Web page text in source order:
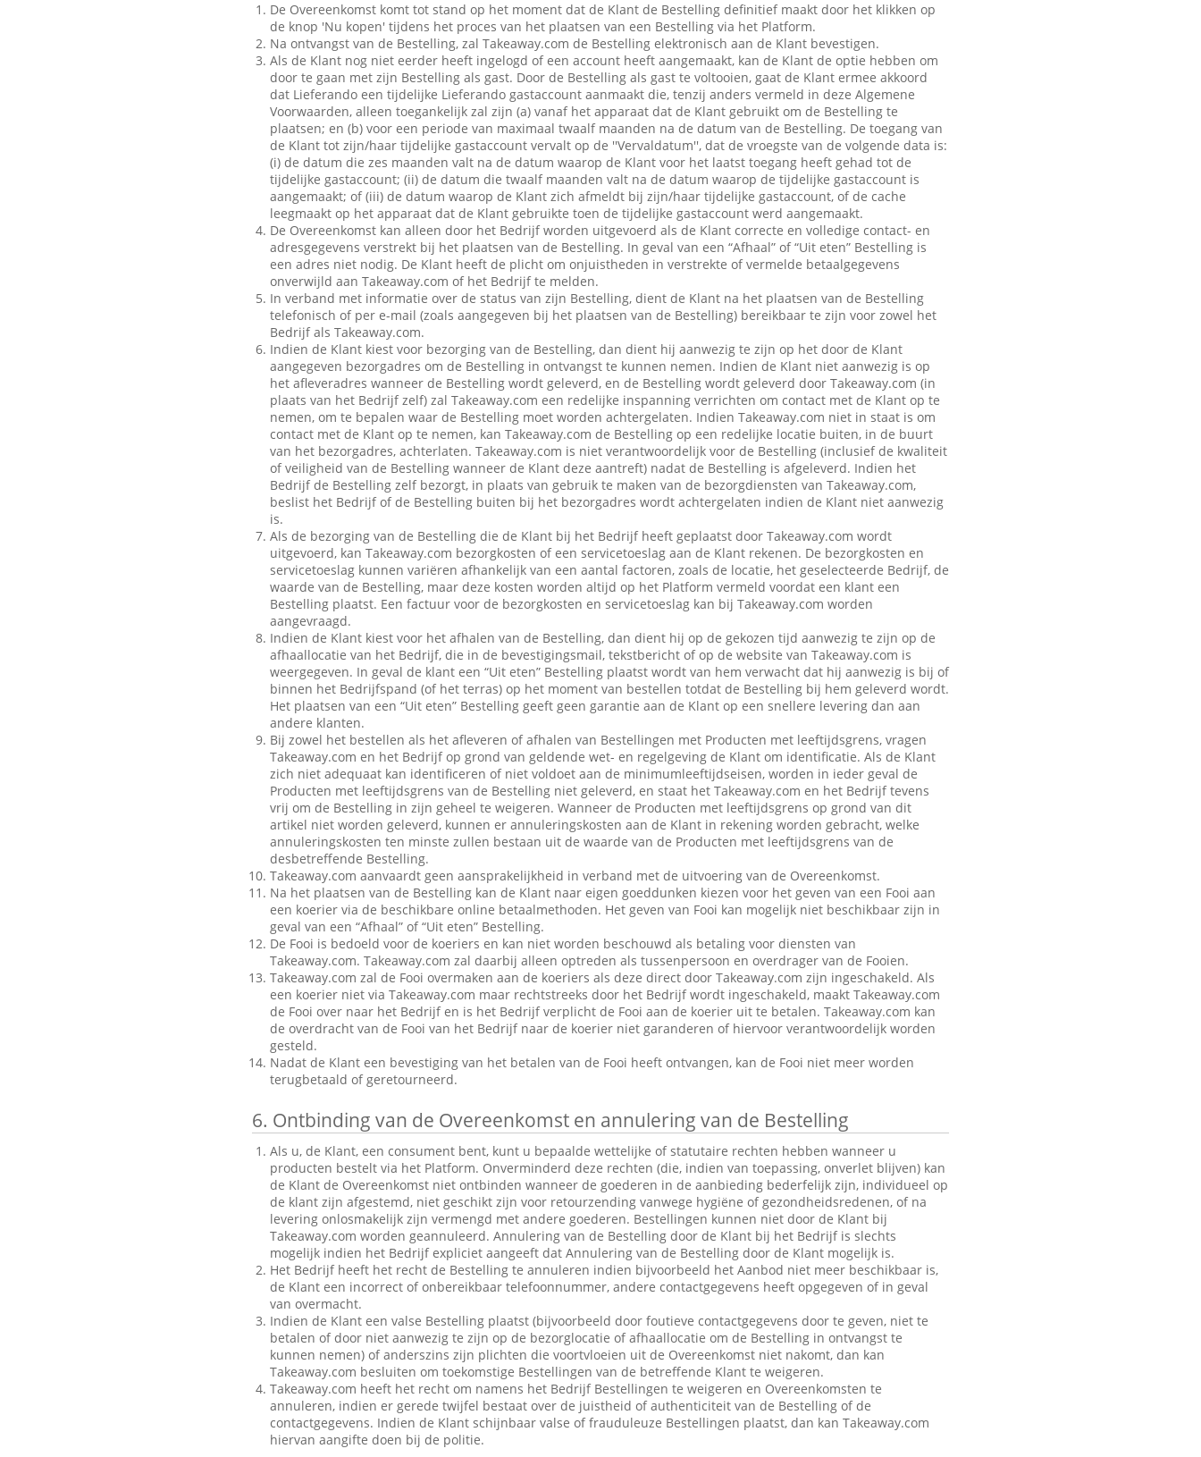
De Overeenkomst komt tot stand op het moment dat de Klant de Bestelling definitief maakt door het klikken op
de knop 'Nu kopen' tijdens het proces van het plaatsen van een Bestelling via het Platform.
Na ontvangst van de Bestelling, zal Takeaway.com de Bestelling elektronisch aan de Klant bevestigen.
Als de Klant nog niet eerder heeft ingelogd of een account heeft aangemaakt, kan de Klant de optie hebben om
door te gaan met zijn Bestelling als gast. Door de Bestelling als gast te voltooien, gaat de Klant ermee akkoord
dat Lieferando een tijdelijke Lieferando gastaccount aanmaakt die, tenzij anders vermeld in deze Algemene
Voorwaarden, alleen toegankelijk zal zijn (a) vanaf het apparaat dat de Klant gebruikt om de Bestelling te
plaatsen; en (b) voor een periode van maximaal twaalf maanden na de datum van de Bestelling. De toegang van
de Klant tot zijn/haar tijdelijke gastaccount vervalt op de ''Vervaldatum'', dat de vroegste van de volgende data is:
(i) de datum die zes maanden valt na de datum waarop de Klant voor het laatst toegang heeft gehad tot de
tijdelijke gastaccount; (ii) de datum die twaalf maanden valt na de datum waarop de tijdelijke gastaccount is
aangemaakt; of (iii) de datum waarop de Klant zich afmeldt bij zijn/haar tijdelijke gastaccount, of de cache
leegmaakt op het apparaat dat de Klant gebruikte toen de tijdelijke gastaccount werd aangemaakt.
De Overeenkomst kan alleen door het Bedrijf worden uitgevoerd als de Klant correcte en volledige contact- en
adresgegevens verstrekt bij het plaatsen van de Bestelling. In geval van een “Afhaal” of “Uit eten” Bestelling is
een adres niet nodig. De Klant heeft de plicht om onjuistheden in verstrekte of vermelde betaalgegevens
onverwijld aan Takeaway.com of het Bedrijf te melden.
In verband met informatie over de status van zijn Bestelling, dient de Klant na het plaatsen van de Bestelling
telefonisch of per e-mail (zoals aangegeven bij het plaatsen van de Bestelling) bereikbaar te zijn voor zowel het
Bedrijf als Takeaway.com.
Indien de Klant kiest voor bezorging van de Bestelling, dan dient hij aanwezig te zijn op het door de Klant
aangegeven bezorgadres om de Bestelling in ontvangst te kunnen nemen. Indien de Klant niet aanwezig is op
het afleveradres wanneer de Bestelling wordt geleverd, en de Bestelling wordt geleverd door Takeaway.com (in
plaats van het Bedrijf zelf) zal Takeaway.com een redelijke inspanning verrichten om contact met de Klant op te
nemen, om te bepalen waar de Bestelling moet worden achtergelaten. Indien Takeaway.com niet in staat is om
contact met de Klant op te nemen, kan Takeaway.com de Bestelling op een redelijke locatie buiten, in de buurt
van het bezorgadres, achterlaten. Takeaway.com is niet verantwoordelijk voor de Bestelling (inclusief de kwaliteit
of veiligheid van de Bestelling wanneer de Klant deze aantreft) nadat de Bestelling is afgeleverd. Indien het
Bedrijf de Bestelling zelf bezorgt, in plaats van gebruik te maken van de bezorgdiensten van Takeaway.com,
beslist het Bedrijf of de Bestelling buiten bij het bezorgadres wordt achtergelaten indien de Klant niet aanwezig
is.
Als de bezorging van de Bestelling die de Klant bij het Bedrijf heeft geplaatst door Takeaway.com wordt
uitgevoerd, kan Takeaway.com bezorgkosten of een servicetoeslag aan de Klant rekenen. De bezorgkosten en
servicetoeslag kunnen variëren afhankelijk van een aantal factoren, zoals de locatie, het geselecteerde Bedrijf, de
waarde van de Bestelling, maar deze kosten worden altijd op het Platform vermeld voordat een klant een
Bestelling plaatst. Een factuur voor de bezorgkosten en servicetoeslag kan bij Takeaway.com worden
aangevraagd.
Indien de Klant kiest voor het afhalen van de Bestelling, dan dient hij op de gekozen tijd aanwezig te zijn op de
afhaallocatie van het Bedrijf, die in de bevestigingsmail, tekstbericht of op de website van Takeaway.com is
weergegeven. In geval de klant een “Uit eten” Bestelling plaatst wordt van hem verwacht dat hij aanwezig is bij of
binnen het Bedrijfspand (of het terras) op het moment van bestellen totdat de Bestelling bij hem geleverd wordt.
Het plaatsen van een “Uit eten” Bestelling geeft geen garantie aan de Klant op een snellere levering dan aan
andere klanten.
Bij zowel het bestellen als het afleveren of afhalen van Bestellingen met Producten met leeftijdsgrens, vragen
Takeaway.com en het Bedrijf op grond van geldende wet- en regelgeving de Klant om identificatie. Als de Klant
zich niet adequaat kan identificeren of niet voldoet aan de minimumleeftijdseisen, worden in ieder geval de
Producten met leeftijdsgrens van de Bestelling niet geleverd, en staat het Takeaway.com en het Bedrijf tevens
vrij om de Bestelling in zijn geheel te weigeren. Wanneer de Producten met leeftijdsgrens op grond van dit
artikel niet worden geleverd, kunnen er annuleringskosten aan de Klant in rekening worden gebracht, welke
annuleringskosten ten minste zullen bestaan uit de waarde van de Producten met leeftijdsgrens van de
desbetreffende Bestelling.
Takeaway.com aanvaardt geen aansprakelijkheid in verband met de uitvoering van de Overeenkomst.
Na het plaatsen van de Bestelling kan de Klant naar eigen goeddunken kiezen voor het geven van een Fooi aan
een koerier via de beschikbare online betaalmethoden. Het geven van Fooi kan mogelijk niet beschikbaar zijn in
geval van een “Afhaal” of “Uit eten” Bestelling.
De Fooi is bedoeld voor de koeriers en kan niet worden beschouwd als betaling voor diensten van
Takeaway.com. Takeaway.com zal daarbij alleen optreden als tussenpersoon en overdrager van de Fooien.
Takeaway.com zal de Fooi overmaken aan de koeriers als deze direct door Takeaway.com zijn ingeschakeld. Als
een koerier niet via Takeaway.com maar rechtstreeks door het Bedrijf wordt ingeschakeld, maakt Takeaway.com
de Fooi over naar het Bedrijf en is het Bedrijf verplicht de Fooi aan de koerier uit te betalen. Takeaway.com kan
de overdracht van de Fooi van het Bedrijf naar de koerier niet garanderen of hiervoor verantwoordelijk worden
gesteld.
Nadat de Klant een bevestiging van het betalen van de Fooi heeft ontvangen, kan de Fooi niet meer worden
terugbetaald of geretourneerd.
6. Ontbinding van de Overeenkomst en annulering van de Bestelling
Als u, de Klant, een consument bent, kunt u bepaalde wettelijke of statutaire rechten hebben wanneer u
producten bestelt via het Platform. Onverminderd deze rechten (die, indien van toepassing, onverlet blijven) kan
de Klant de Overeenkomst niet ontbinden wanneer de goederen in de aanbieding bederfelijk zijn, individueel op
de klant zijn afgestemd, niet geschikt zijn voor retourzending vanwege hygiëne of gezondheidsredenen, of na
levering onlosmakelijk zijn vermengd met andere goederen. Bestellingen kunnen niet door de Klant bij
Takeaway.com worden geannuleerd. Annulering van de Bestelling door de Klant bij het Bedrijf is slechts
mogelijk indien het Bedrijf expliciet aangeeft dat Annulering van de Bestelling door de Klant mogelijk is.
Het Bedrijf heeft het recht de Bestelling te annuleren indien bijvoorbeeld het Aanbod niet meer beschikbaar is,
de Klant een incorrect of onbereikbaar telefoonnummer, andere contactgegevens heeft opgegeven of in geval
van overmacht.
Indien de Klant een valse Bestelling plaatst (bijvoorbeeld door foutieve contactgegevens door te geven, niet te
betalen of door niet aanwezig te zijn op de bezorglocatie of afhaallocatie om de Bestelling in ontvangst te
kunnen nemen) of anderszins zijn plichten die voortvloeien uit de Overeenkomst niet nakomt, dan kan
Takeaway.com besluiten om toekomstige Bestellingen van de betreffende Klant te weigeren.
Takeaway.com heeft het recht om namens het Bedrijf Bestellingen te weigeren en Overeenkomsten te
annuleren, indien er gerede twijfel bestaat over de juistheid of authenticiteit van de Bestelling of de
contactgegevens. Indien de Klant schijnbaar valse of frauduleuze Bestellingen plaatst, dan kan Takeaway.com
hiervan aangifte doen bij de politie.